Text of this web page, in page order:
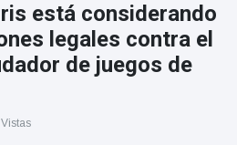
está considerando
legales contra el
de juegos de